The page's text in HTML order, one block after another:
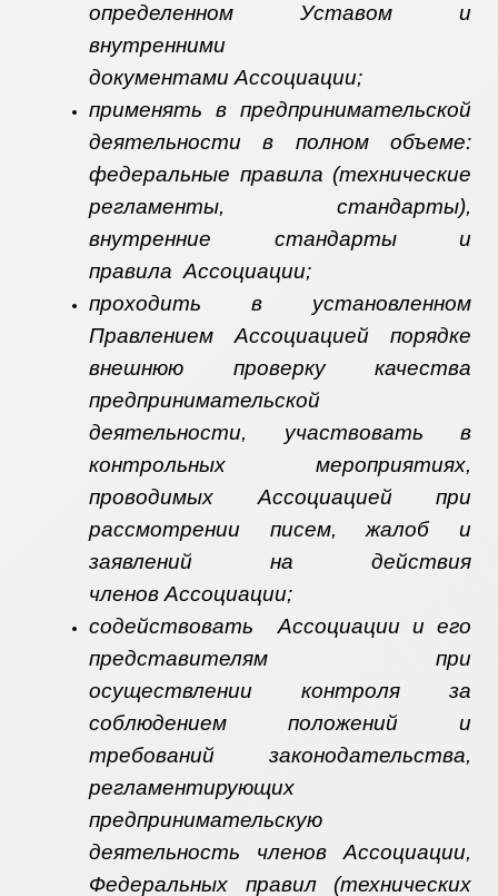
определенном Уставом и
внутренними
документами Ассоциации;
применять в предпринимательской
деятельности в полном объеме:
федеральные правила (технические
регламенты, стандарты),
внутренние стандарты и
правила Ассоциации;
проходить в установленном
Правлением Ассоциацией порядке
внешнюю проверку качества
предпринимательской
деятельности, участвовать в
контрольных мероприятиях,
проводимых Ассоциацией при
рассмотрении писем, жалоб и
заявлений на действия
членов Ассоциации;
содействовать Ассоциации и его
представителям при
осуществлении контроля за
соблюдением положений и
требований законодательства,
регламентирующих
предпринимательскую
деятельность членов Ассоциации,
Федеральных правил (технических